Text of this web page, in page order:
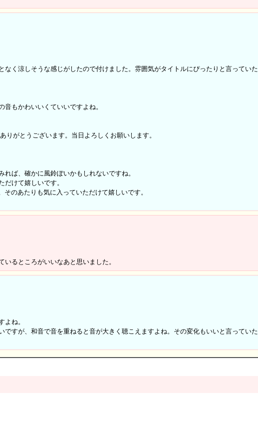
く涼しそうな感じがしたので付けました。雰囲気がタイトルにぴったりと言っていた
もかわいいくていいですよね。
りがとうございます。当日よろしくお願いします。
ば、確かに風鈴ぽいかもしれないですね。
けて嬉しいです。
のあたりも気に入っていただけて嬉しいです。
るところがいいなあと思いました。
よね。
すが、和音で音を重ねると音が大きく聴こえますよね。その変化もいいと言っていた